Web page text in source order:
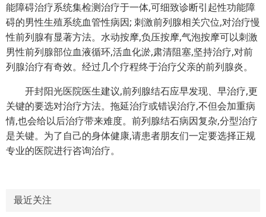
能障碍治疗系统集检测治疗于一体,可细致诊断引起性功能障
碍的男性生殖系统血管性病因; 刺激前列腺相关穴位,对治疗慢
性前列腺有显著方法。水动按摩,负压按摩,气泡按摩可以刺激
男性前列腺部位血液循环,活血化淤,肃清阻塞,坚持治疗,对前
列腺治疗有奇效。经过几个疗程终于治疗父亲的前列腺炎。
开封阳光医院医生建议,前列腺结石应早发现、早治疗,更
关键的要选对治疗方法。拖延治疗或错误治疗,不但会加重病
情,也会给以后治疗带来难度。前列腺结石病因复杂,分型治疗
是关键。为了自己的身体健康,请患者朋友们一定要选择正规
专业的医院进行咨询治疗。
最近关注